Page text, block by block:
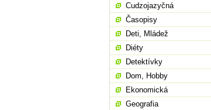
Cudzojazyčná
Časopisy
Deti, Mládež
Diéty
Detektívky
Dom, Hobby
Ekonomická
Geografia